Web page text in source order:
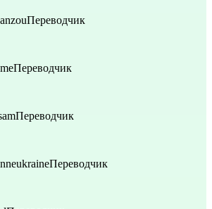
Переводчик
Переводчик
Переводчик
Переводчик